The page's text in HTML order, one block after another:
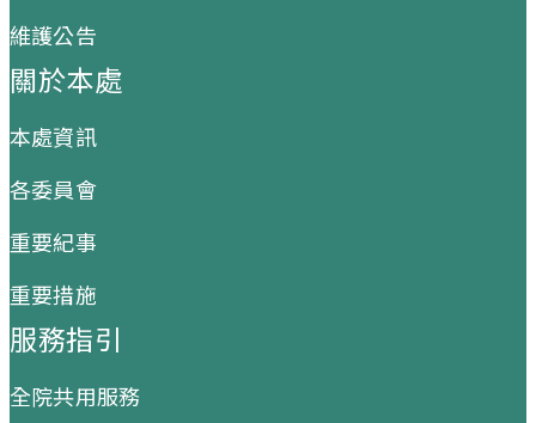
維護公告
關於本處
本處資訊
各委員會
重要紀事
重要措施
服務指引
全院共用服務